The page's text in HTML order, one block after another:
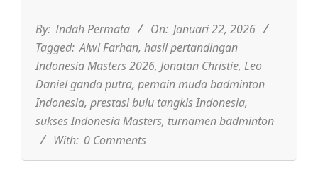
22
By: Indah Permata On: Januari 22, 2026
Tagged: Alwi Farhan, hasil pertandingan
Indonesia Masters 2026, Jonatan Christie, Leo
Daniel ganda putra, pemain muda badminton
Indonesia, prestasi bulu tangkis Indonesia,
sukses Indonesia Masters, turnamen badminton
With: 0 Comments